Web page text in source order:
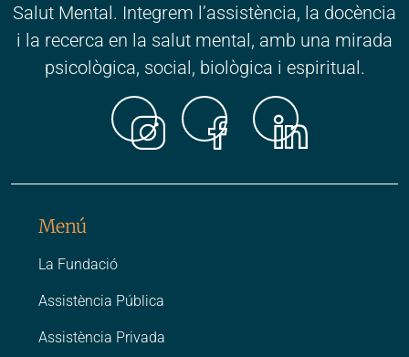
Salut Mental. Integrem l’assistència, la docència
i la recerca en la salut mental, amb una mirada
psicològica, social, biològica i espiritual.
Menú
La Fundació
Assistència Pública
Assistència Privada